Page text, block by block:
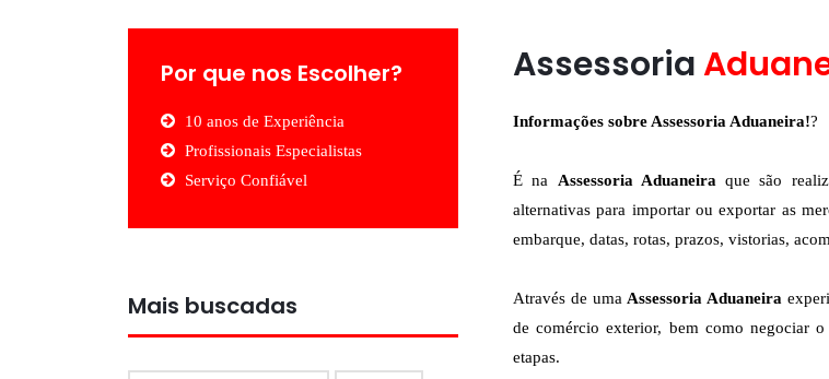
Assessoria
Informações sobre Assessoria Aduaneira!?
É na Assessoria Aduaneira que são
alternativas para importar ou exportar as
embarque, datas, rotas, prazos, vistorias,
Através de uma Assessoria Aduaneira
de comércio exterior, bem como negociar
etapas.
Por que nos Escolher?
10 anos de Experiência
Profissionais Especialistas
Serviço Confiável
Mais buscadas